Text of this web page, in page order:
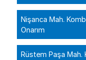
Nişanca Mah.
Onarım
Rüstem Paşa Mah.